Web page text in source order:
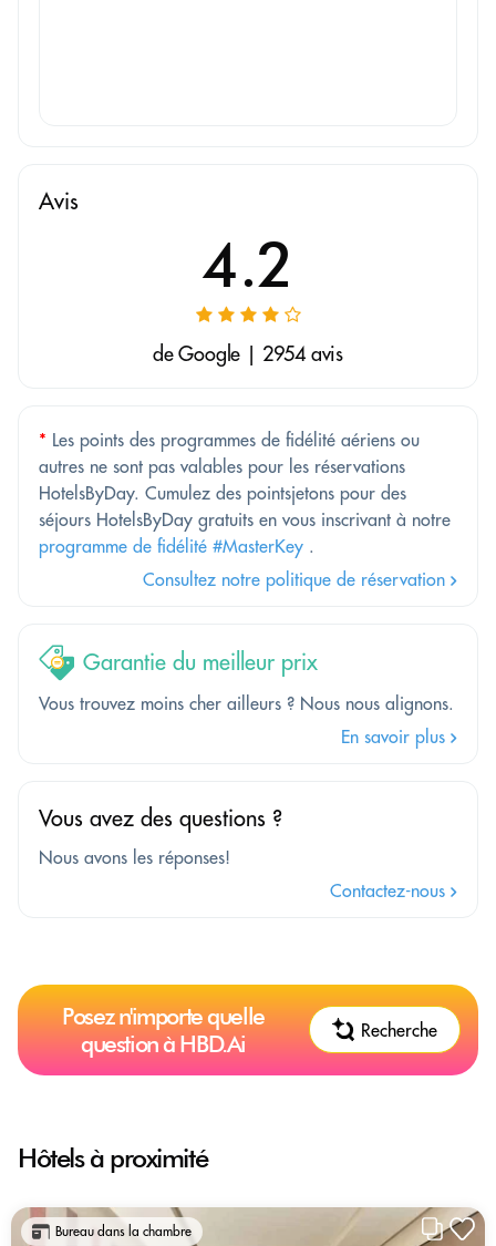
Avis
4.2
de Google | 2954 avis
* Les points des programmes de fidélité aériens ou
autres ne sont pas valables pour les réservations
HotelsByDay. Cumulez des pointsjetons pour des
séjours HotelsByDay gratuits en vous inscrivant à notre
programme de fidélité #MasterKey .
Consultez notre politique de réservation
Garantie du meilleur prix
Vous trouvez moins cher ailleurs ? Nous nous alignons.
En savoir plus
Vous avez des questions ?
Nous avons les réponses!
Contactez-nous
Posez n'importe quelle
question à HBD.Ai
Recherche
Hôtels à proximité
Bureau dans la chambre